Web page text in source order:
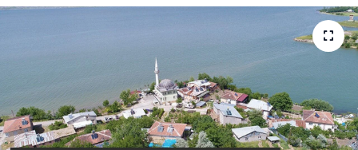
GÜNDEM
HABERDE İNSAN